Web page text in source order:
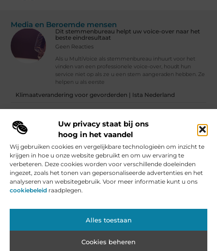
Uw privacy staat bij ons
hoog in het vaandel
Wij gebruiken cookies en vergelijkbare technologieën om inzicht te
krijgen in hoe u onze website gebruikt en om uw ervaring te
verbeteren. Deze cookies worden voor verschillende doeleinden
ingezet, zoals het tonen van gepersonaliseerde advertenties en het
analyseren van websitegebruik. Voor meer informatie kunt u ons
cookiebeleid raadplegen.
Alles toestaan
Cookies beheren
Media en Beroemde mensen
Dit stemmenbureau helpt uw voice-over naar het
beste eindresultaat
Geen Reacties
Als u MultiVoice als stemmenbureau inhuurt voor het
vinden van een professionele voice-over, houdt hun
service niet op als ze u een stem aangeraden hebben. Ze
helpen u als eerste
Klimaatverandering voor gevorderden | Ista Nederland
Vind Ons Hier :
Beroemdheden Uit de Media Partners Over ons Ons team
Contact Artikel publiceren
Geld Verdienen met je Website: Van Hobby naar Inkomensbron